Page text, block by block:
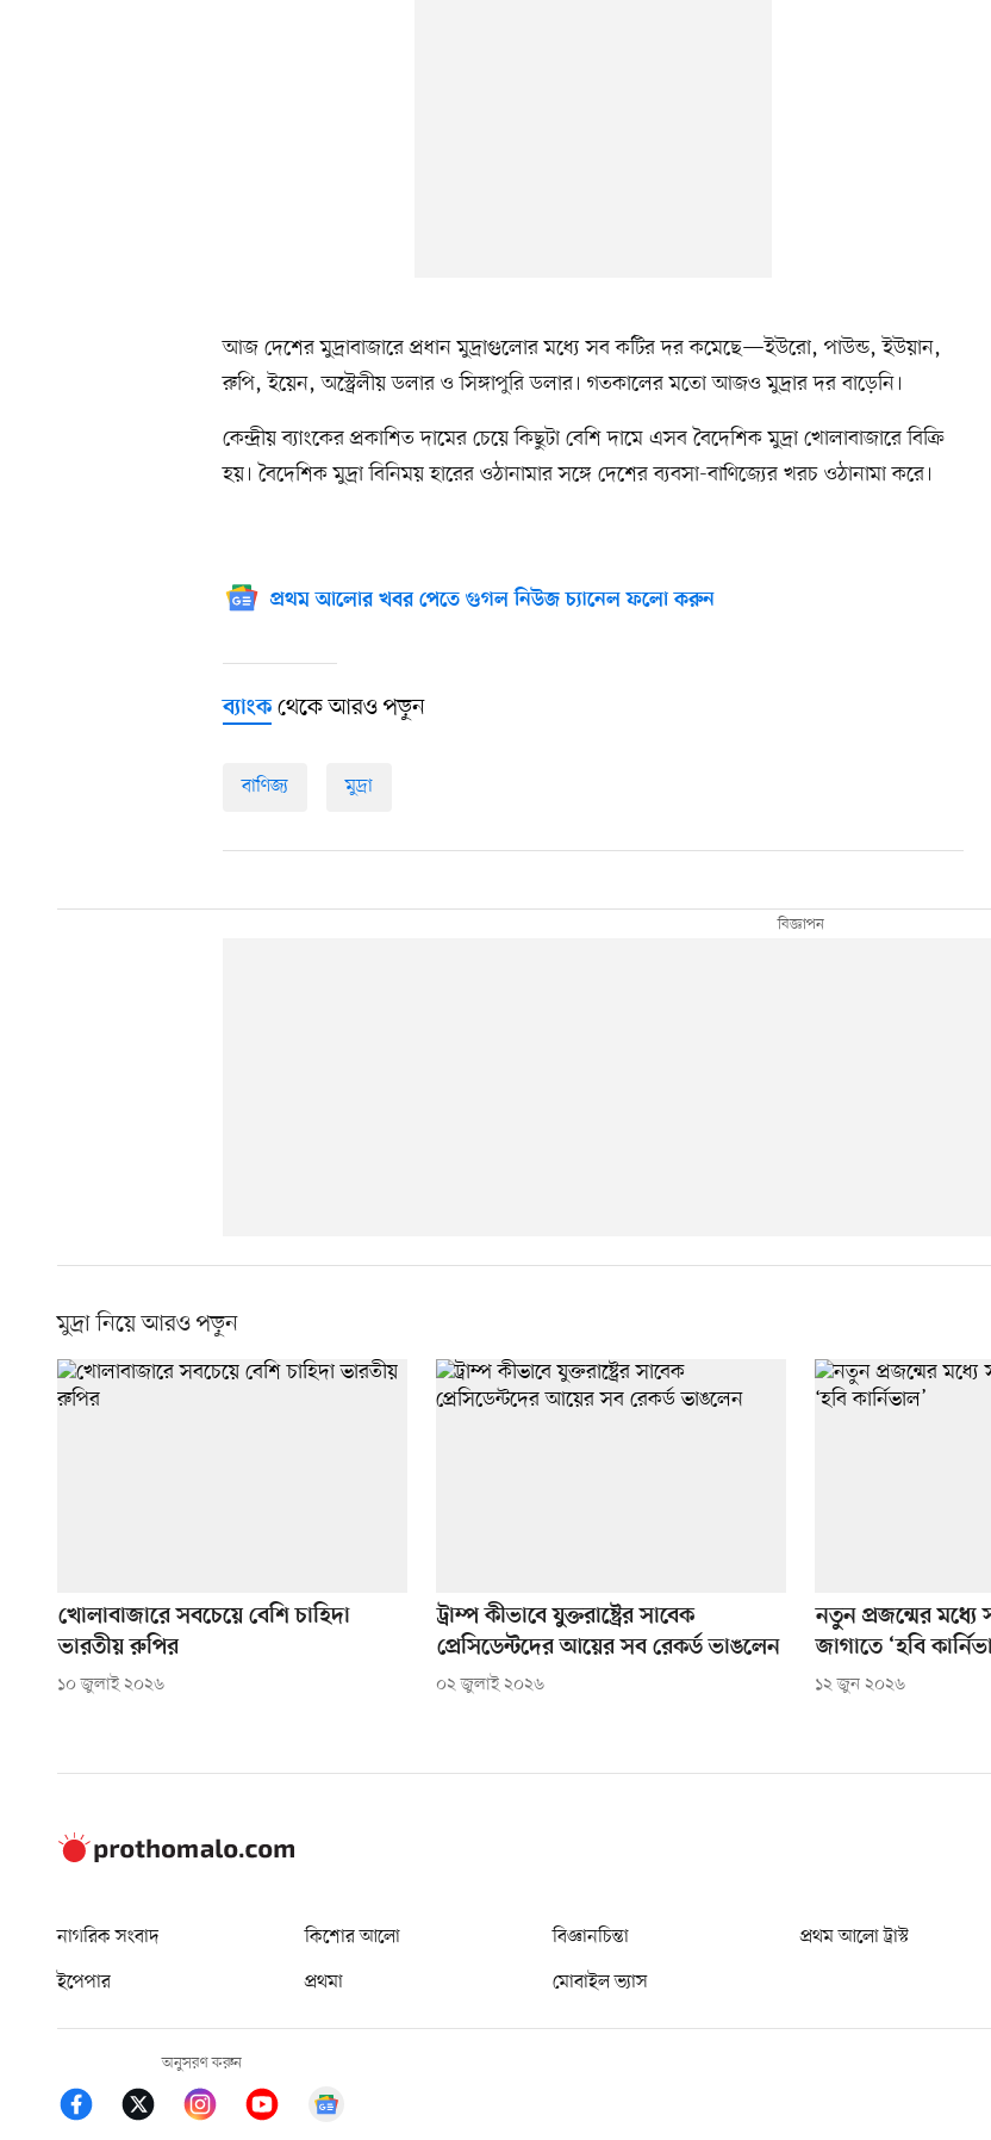
আজ দেশের মুদ্রাবাজারে প্রধান মুদ্রাগুলোর মধ্যে সব কটির দর কমেছে—ইউরো, পাউন্ড, ইউয়ান,
রুপি, ইয়েন, অস্ট্রেলীয় ডলার ও সিঙ্গাপুরি ডলার। গতকালের মতো আজও মুদ্রার দর বাড়েনি।
কেন্দ্রীয় ব্যাংকের প্রকাশিত দামের চেয়ে কিছুটা বেশি দামে এসব বৈদেশিক মুদ্রা খোলাবাজারে বিক্রি
হয়। বৈদেশিক মুদ্রা বিনিময় হারের ওঠানামার সঙ্গে দেশের ব্যবসা-বাণিজ্যের খরচ ওঠানামা করে।
প্রথম আলোর খবর পেতে গুগল নিউজ চ্যানেল ফলো করুন
ব্যাংকথেকে আরও পড়ুন
বাণিজ্য মুদ্রা
মুদ্রা নিয়ে আরও পড়ুন
খোলাবাজারে সবচেয়ে বেশি চাহিদা
ভারতীয় রুপির
১০ জুলাই ২০২৬
ট্রাম্প কীভাবে যুক্তরাষ্ট্রের সাবেক
প্রেসিডেন্টদের আয়ের সব রেকর্ড ভাঙলেন
০২ জুলাই ২০২৬
নতুন প্রজন্মের মধ্যে
জাগাতে ‘হবি
১২ জুন ২০২৬
নাগরিক সংবাদ কিশোর আলো বিজ্ঞানচিন্তা প্রথম আলো ট্রাস্ট
ইপেপার
প্রথমা মোবাইল ভ্যাস
অনুসরণ করুন